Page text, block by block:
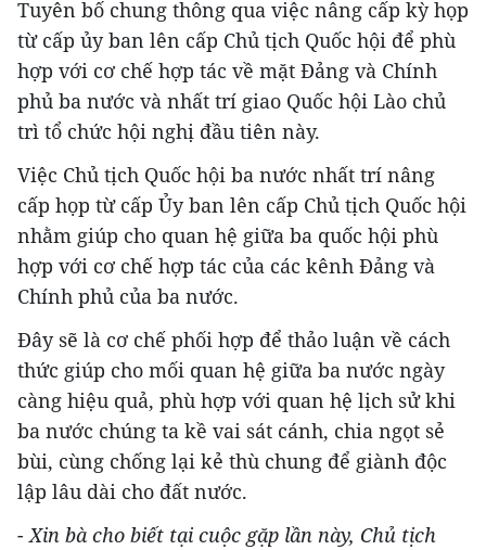
Tuyên bố chung thông qua việc nâng cấp kỳ họp
từ cấp ủy ban lên cấp Chủ tịch Quốc hội để phù
hợp với cơ chế hợp tác về mặt Đảng và Chính
phủ ba nước và nhất trí giao Quốc hội Lào chủ
trì tổ chức hội nghị đầu tiên này.
Việc Chủ tịch Quốc hội ba nước nhất trí nâng
cấp họp từ cấp Ủy ban lên cấp Chủ tịch Quốc hội
nhằm giúp cho quan hệ giữa ba quốc hội phù
hợp với cơ chế hợp tác của các kênh Đảng và
Chính phủ của ba nước.
Đây sẽ là cơ chế phối hợp để thảo luận về cách
thức giúp cho mối quan hệ giữa ba nước ngày
càng hiệu quả, phù hợp với quan hệ lịch sử khi
ba nước chúng ta kề vai sát cánh, chia ngọt sẻ
bùi, cùng chống lại kẻ thù chung để giành độc
lập lâu dài cho đất nước.
- Xin bà cho biết tại cuộc gặp lần này, Chủ tịch